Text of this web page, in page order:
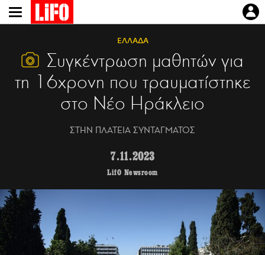
Παράκαμψη
προς
κυρίως
περιεχόμενο
ΕΛΛΑΔΑ
Συγκέντρωση μαθητών για
τη 16χρονη που τραυματίστηκε
στο Νέο Ηράκλειο
ΣΤΗΝ ΠΛΑΤΕΙΑ ΣΥΝΤΑΓΜΑΤΟΣ
7.11.2023
LifO Newsroom